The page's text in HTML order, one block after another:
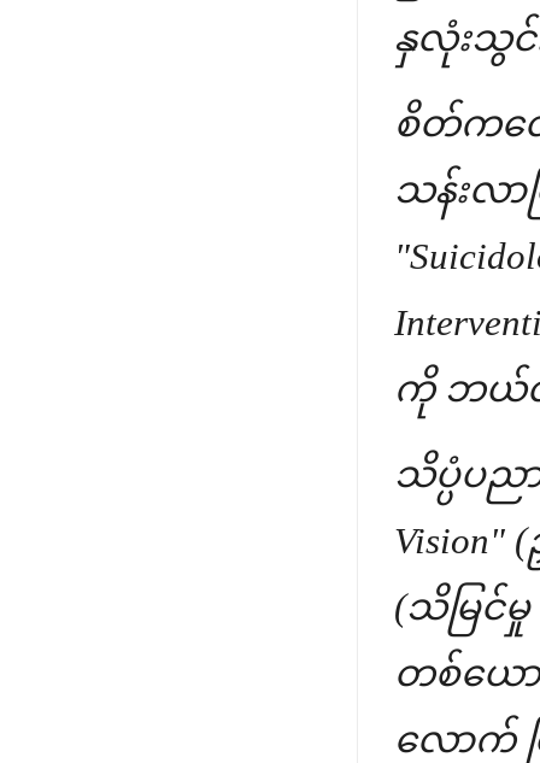
နှလုံးသွင်
စိတ်ကလေ
သန်းလာ
ကို ဘယ်လို
သိပ္ပံပည
Vision"
(သိမြင်မှု
တစ်ယော
လောက်